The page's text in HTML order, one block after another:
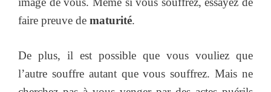
faire preuve de maturité.
De plus, il est possible que vous vouliez que
l’autre souffre autant que vous souffrez. Mais ne